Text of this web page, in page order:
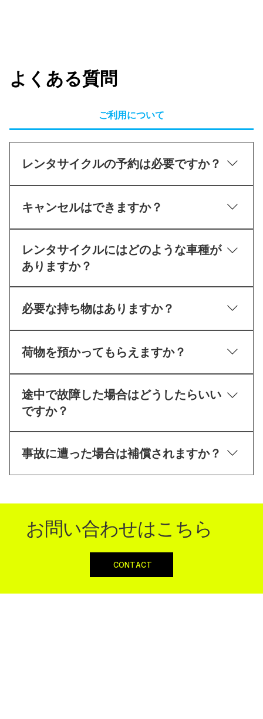
よくある質問
ご利用について
レンタサイクルの予約は必要ですか？
台数に限りがありますので事前のご予約をお勧めし
キャンセルはできますか？
セルができます。 営業時間中に店舗までお電話にて
ご連絡ください。 なお、当日キャンセルにつきまし
レンタサイクルにはどのような車種が
ありますか？
（鹿屋店のみ）・サイクルトレーラーがございま
必要な持ち物はありますか？
じて御準備ください。
荷物を預かってもらえますか？
せていただきます。
途中で故障した場合はどうしたらいい
ですか？
す。 ・本店 099-223-5468 ・鹿屋店 080-2771-8075
事故に遭った場合は補償されますか？
お問い合わせはこちら
CONTACT